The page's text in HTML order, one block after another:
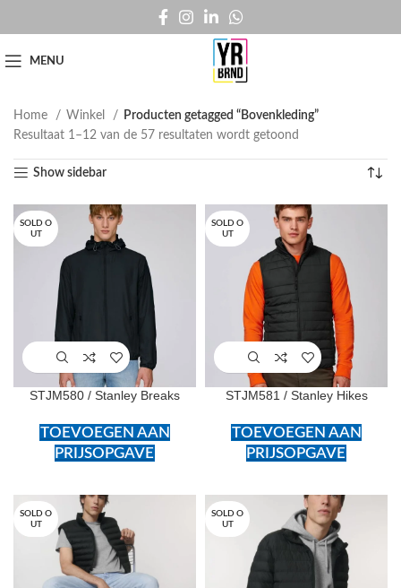
MENU
Home Winkel
Producten getagged “Bovenkleding”
Resultaat 1–12 van de 57 resultaten wordt getoond
Show sidebar
SOLD O
UT
STJM580 / Stanley Breaks
TOEVOEGEN AAN
PRIJSOPGAVE
SOLD O
UT
STJM581 / Stanley Hikes
TOEVOEGEN AAN
PRIJSOPGAVE
SOLD O
UT
SOLD O
UT